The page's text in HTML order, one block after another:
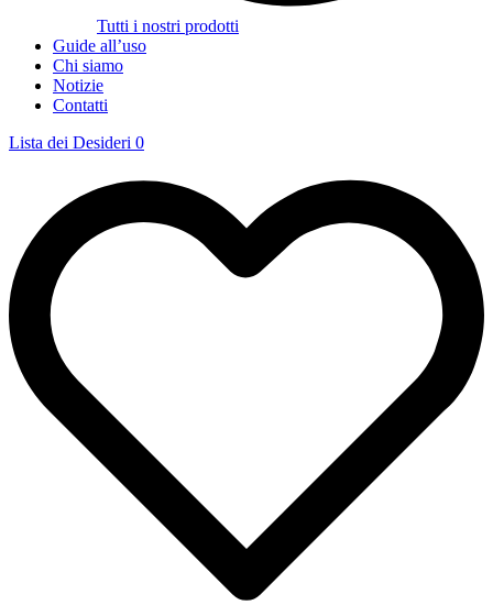
Tutti i nostri prodotti
Guide all’uso
Chi siamo
Notizie
Contatti
Lista dei Desideri 0